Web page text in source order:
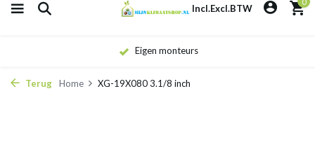
Incl.Excl.BTW
Eigen monteurs
Terug Home XG-19X080 3.1/8 inch